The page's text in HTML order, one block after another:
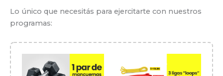
Lo único que necesitás para ejercitarte con nuestros
programas: